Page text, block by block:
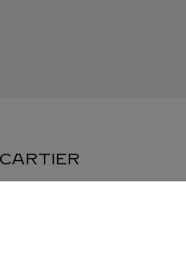
Mit ihren